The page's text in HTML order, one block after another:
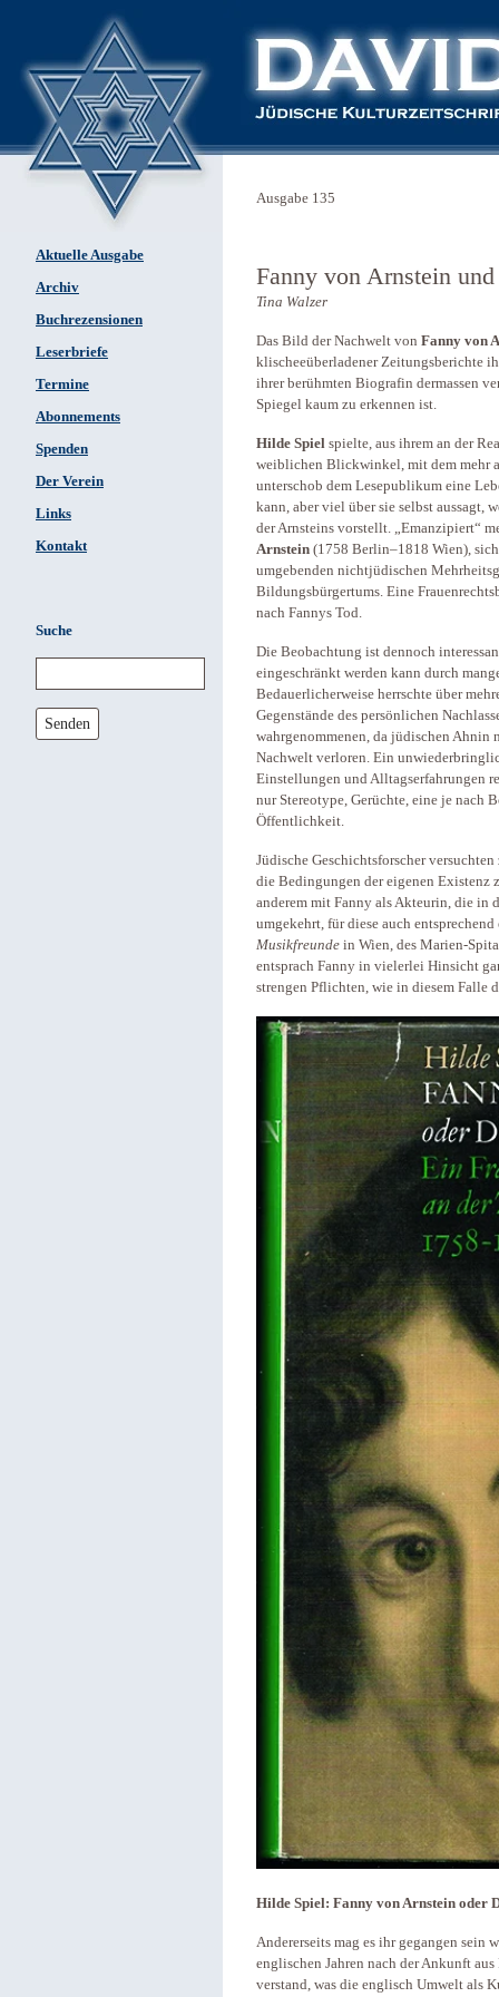
Aktuelle Ausgabe
Archiv
Buchrezensionen
Leserbriefe
Termine
Abonnements
Spenden
Der Verein
Links
Kontakt
Suche
Senden
Ausgabe 135
Fanny von Arnstein
Tina Walzer
Das Bild der Nachwelt von Fanny von
klischeeüberladener Zeitungsberichte
ihrer berühmten Biografin dermassen
Spiegel kaum zu erkennen ist.
Hilde Spiel spielte, aus ihrem an der
weiblichen Blickwinkel, mit dem mehr
unterschob dem Lesepublikum eine
kann, aber viel über sie selbst aussagt,
der Arnsteins vorstellt. „Emanzipiert“
Arnstein (1758 Berlin–1818 Wien),
umgebenden nichtjüdischen
Bildungsbürgertums. Eine
nach Fannys Tod.
Die Beobachtung ist dennoch
eingeschränkt werden kann durch
Bedauerlicherweise herrschte über
Gegenstände des persönlichen
wahrgenommenen, da jüdischen Ahnin
Nachwelt verloren. Ein
Einstellungen und Alltagserfahrungen
nur Stereotype, Gerüchte, eine je nach
Öffentlichkeit.
Jüdische Geschichtsforscher
die Bedingungen der eigenen Existenz
anderem mit Fanny als Akteurin, die in
umgekehrt, für diese auch
Musikfreunde in Wien, des Marien-
entsprach Fanny in vielerlei Hinsicht
strengen Pflichten, wie in diesem Falle
Hilde Spiel: Fanny von Arnstein oder
Andererseits mag es ihr gegangen sein
englischen Jahren nach der Ankunft
verstand, was die englisch Umwelt als